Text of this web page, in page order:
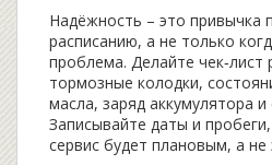
Надёжность – это привычка
расписанию, а не только
проблема. Делайте чек‑лист
тормозные колодки,
масла, заряд аккумулятора
Записывайте даты и
сервис будет плановым, а не